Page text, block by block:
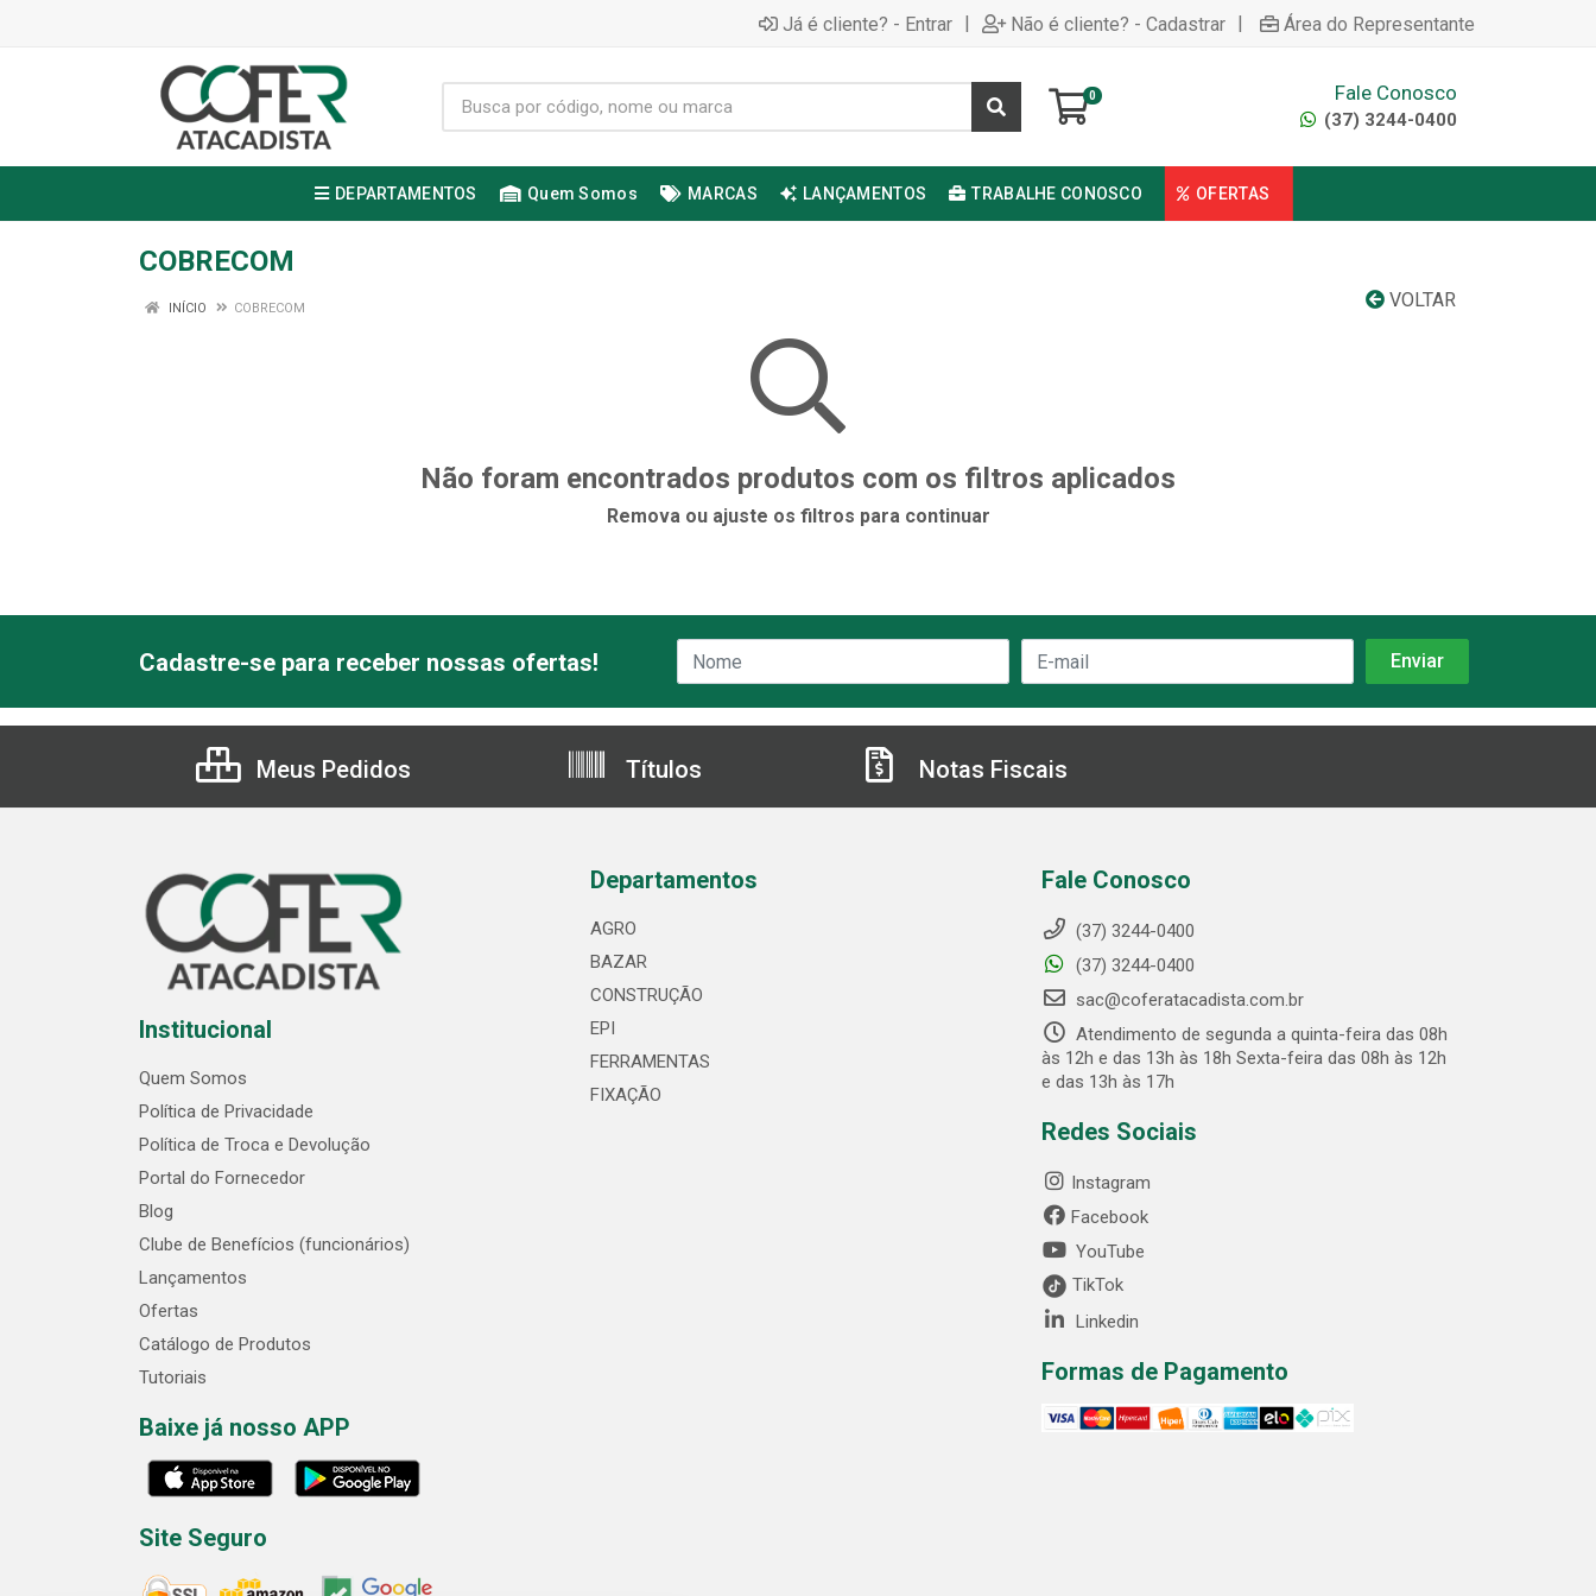
Já é cliente? - Entrar | Não é cliente? - Cadastrar | Área do Representante
0 Fale Conosco
(37) 3244-0400
DEPARTAMENTOS Quem Somos MARCAS LANÇAMENTOS TRABALHE CONOSCO OFERTAS
COBRECOM
VOLTAR
INÍCIO COBRECOM
Não foram encontrados produtos com os filtros aplicados
Remova ou ajuste os filtros para continuar
Cadastre-se para receber nossas ofertas!
Meus Pedidos Títulos Notas Fiscais
Institucional
Quem Somos
Política de Privacidade
Política de Troca e Devolução
Portal do Fornecedor
Blog
Clube de Benefícios (funcionários)
Lançamentos
Ofertas
Catálogo de Produtos
Tutoriais
Baixe já nosso APP
Site Seguro
Departamentos
AGRO
BAZAR
CONSTRUÇÃO
EPI
FERRAMENTAS
FIXAÇÃO
Fale Conosco
(37) 3244-0400
(37) 3244-0400
sac@coferatacadista.com.br
Atendimento de segunda a quinta-feira das 08h
às 12h e das 13h às 18h Sexta-feira das 08h às 12h
e das 13h às 17h
Redes Sociais
Instagram
Facebook
YouTube
TikTok
Linkedin
Formas de Pagamento